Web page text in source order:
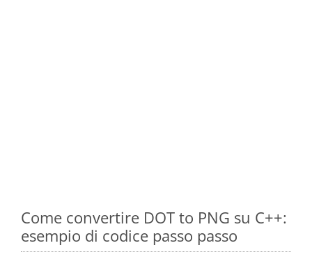
Come convertire DOT to PNG su C++:
esempio di codice passo passo